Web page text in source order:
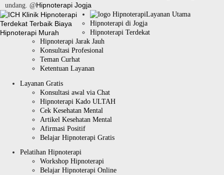
undang. @Hipnoterapi Jogja
Layanan Utama
Hipnoterapi di Jogja
Hipnoterapi Terdekat
Hipnoterapi Jarak Jauh
Konsultasi Profesional
Teman Curhat
Ketentuan Layanan
Layanan Gratis
Konsultasi awal via Chat
Hipnoterapi Kado ULTAH
Cek Kesehatan Mental
Artikel Kesehatan Mental
Afirmasi Positif
Belajar Hipnoterapi Gratis
Pelatihan Hipnoterapi
Workshop Hipnoterapi
Belajar Hipnoterapi Online